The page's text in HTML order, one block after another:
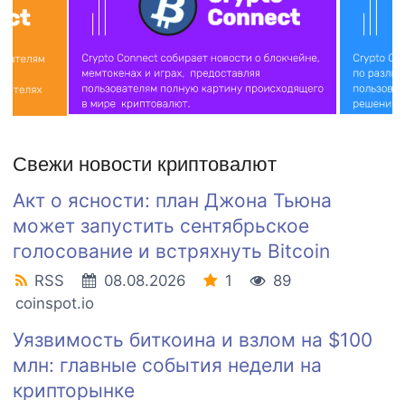
Свежи новости криптовалют
Акт о ясности: план Джона Тьюна
может запустить сентябрьское
голосование и встряхнуть Bitcoin
RSS 08.08.2026 1
89
coinspot.io
Уязвимость биткоина и взлом на $100
млн: главные события недели на
крипторынке